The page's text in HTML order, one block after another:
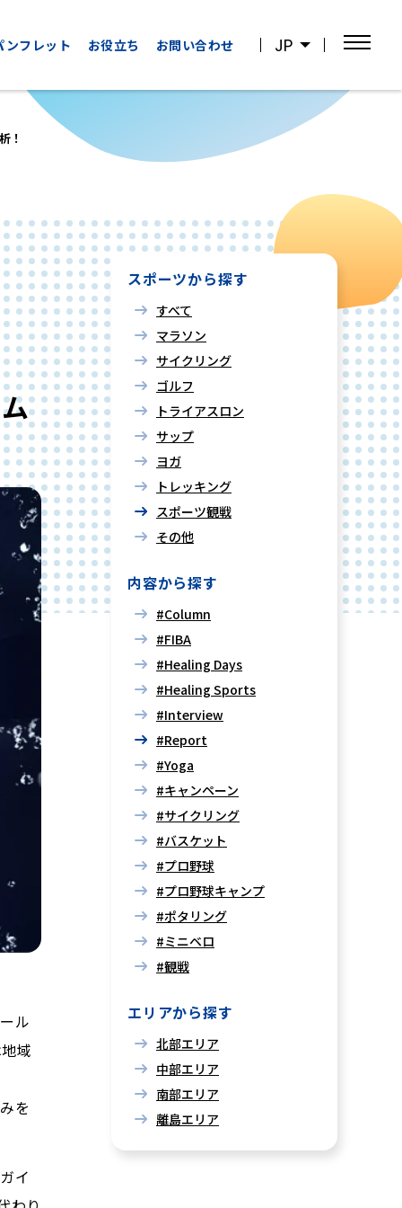
JP
SPORTS
スポーツ観戦
CATEGORIES
その他の
カテゴリー
ンフレット お役立ち お問い合わせ
！
ル
域
を
イ
スポーツから探す
すべて
マラソン
サイクリング
ゴルフ
トライアスロン
サップ
ヨガ
トレッキング
スポーツ観戦
その他
内容から探す
#Column
#FIBA
#Healing Days
#Healing Sports
#Interview
#Report
#Yoga
#キャンペーン
#サイクリング
#バスケット
#プロ野球
#プロ野球キャンプ
#ポタリング
#ミニベロ
#観戦
エリアから探す
北部エリア
中部エリア
南部エリア
離島エリア